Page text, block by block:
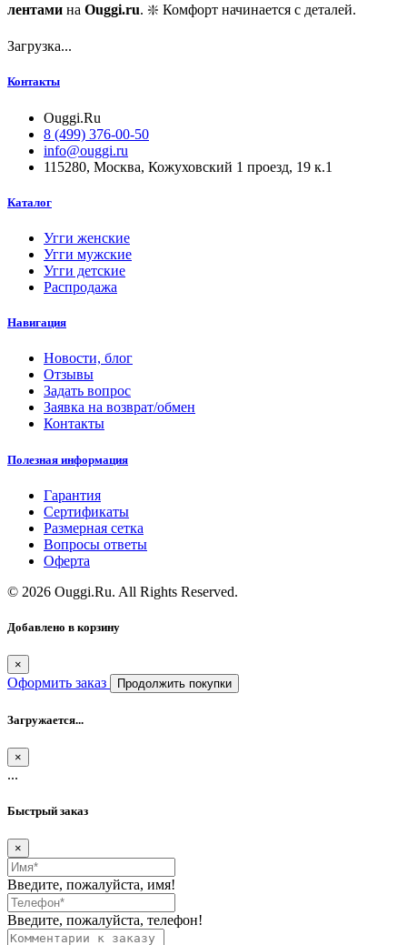
лентами на Ouggi.ru. ❇️ Комфорт начинается с деталей.
Загрузка...
Контакты
Ouggi.Ru
8 (499) 376-00-50
info@ouggi.ru
115280, Москва, Кожуховский 1 проезд, 19 к.1
Каталог
Угги женские
Угги мужские
Угги детские
Распродажа
Навигация
Новости, блог
Отзывы
Задать вопрос
Заявка на возврат/обмен
Контакты
Полезная информация
Гарантия
Сертификаты
Размерная сетка
Вопросы ответы
Оферта
© 2026 Ouggi.Ru. All Rights Reserved.
Добавлено в корзину
×
Оформить заказ Продолжить покупки
Загружается...
×
...
Быстрый заказ
×
Введите, пожалуйста, имя!
Введите, пожалуйста, телефон!